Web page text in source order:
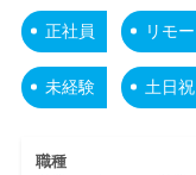
正社員 リモ
未経験 土日
職種